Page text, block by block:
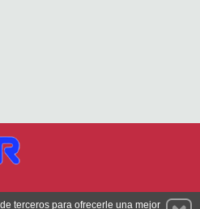
terceros para ofrecerle una mejor